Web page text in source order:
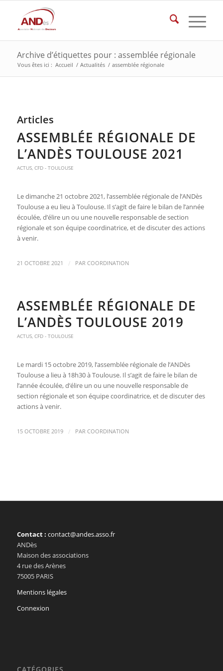
Archive d’étiquettes pour : assemblée régionale
Vous êtes ici : Accueil / Actualités / assemblée régionale
Articles
ASSEMBLÉE RÉGIONALE DE
L’ANDÈS TOULOUSE 2021
ACTUS, CFD - TOULOUSE
Ledimanche 21 octobre 2021, l’assemblée régionale de l’ANDès
Toulouse a eu lieu à Toulouse. Il s’agit de faire le bilan de l’année
écoulée, d’élire un ou une nouvelle responsable de section
régionale et son équipe coordinatrice, et de discuter des actions
à venir.
21 OCTOBRE 2021 / PAR COORDINATION
ASSEMBLÉE RÉGIONALE DE
L’ANDÈS TOULOUSE 2019
ACTUS, CFD - TOULOUSE
Le mardi 15 octobre 2019, l’assemblée régionale de l’ANDès
Toulouse a lieu à 18h30 à Toulouse. Il s’agit de faire le bilan de
l’année écoulée, d’élire un ou une nouvelle responsable de
section régionale et son équipe coordinatrice, et de discuter des
actions à venir.
15 OCTOBRE 2019 / PAR COORDINATION
Contact : contact@andes.asso.fr
ANDès
Maison des associations
4 rue des Arènes
75005 PARIS
Mentions légales
Connexion
CATÉGORIES